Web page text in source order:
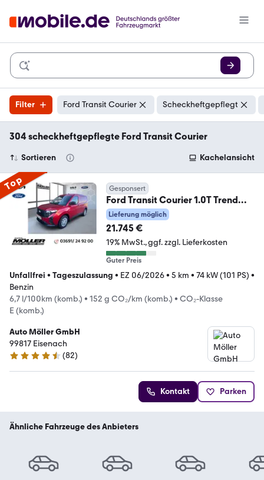
Filter Ford Transit Courier Scheckheftgepflegt
304 scheckheftgepflegte Ford Transit Courier
Sortieren Kachelansicht
Top Gesponsert
Ford Transit Courier 1.0T Trend
Kastenwagen FWD M6 AH
Lieferung möglich
21.745 €
19% MwSt. ggf. zzgl. Lieferkosten
Guter Preis
Unfallfrei • Tageszulassung • EZ 06/2026• 5 km • 74 kW (101 PS) •
Benzin
6,7 l/100km (komb.) • 152 g CO₂/km (komb.) • CO₂-Klasse
E (komb.)
Auto Möller GmbH
99817 Eisenach
4.7 Sterne
(82)
Kontakt Parken
Ähnliche Fahrzeuge des Anbieters